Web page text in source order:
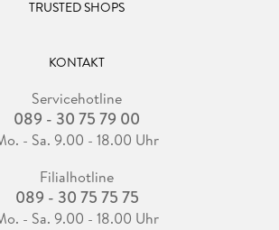
TRUSTED SHOPS
KONTAKT
Servicehotline
089 - 30 75 79 00
- Sa. 9.00 - 18.00 Uhr
Filialhotline
089 - 30 75 75 75
- Sa. 9.00 - 18.00 Uhr